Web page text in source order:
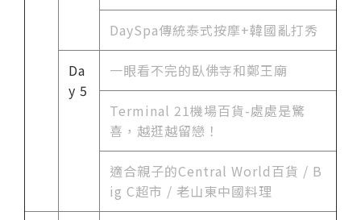
DaySpa傳統泰式按摩+韓國亂打秀
Da
y 5
一眼看不完的臥佛寺和鄭王廟
Terminal 21機場百貨-處處是驚
喜，越逛越留戀！
適合親子的Central World百貨 / B
ig C超市 / 老山東中國料理